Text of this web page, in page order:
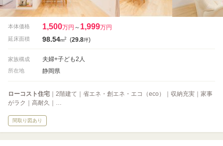
本体価格 1,500万円 ～ 1,999万円
延床面積 98.54m2 (29.8坪)
家族構成 夫婦+子ども2人
所在地 静岡県
ローコスト住宅 ｜2階建て｜省エネ・創エネ・エコ（eco）｜収納充実｜家事
がラク｜高耐久｜…
間取り図あり